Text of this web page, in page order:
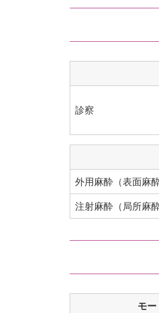
診察
外用麻酔（表面麻
注射麻酔（局所麻酔
モー